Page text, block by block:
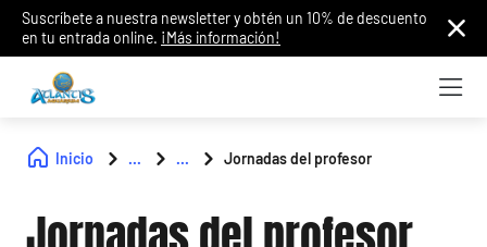
Suscríbete a nuestra newsletter y obtén un 10% de descuento
en tu entrada online. ¡Más información!
Inicio ... ... Jornadas del profesor